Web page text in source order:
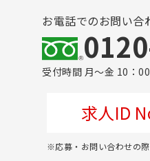
お電話でのお問い合
受付時間 月～金 10：
求人ID
※応募・お問い合わせの